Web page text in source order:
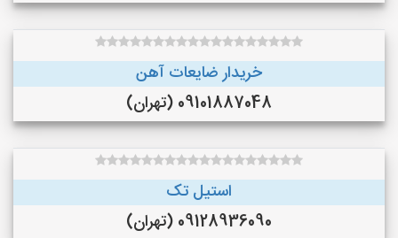
خریدار ضایعات آهن
09101887048 (تهران)
استیل تک
09128936090 (تهران)